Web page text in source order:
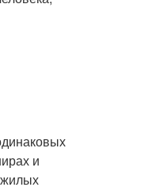
и
жилых